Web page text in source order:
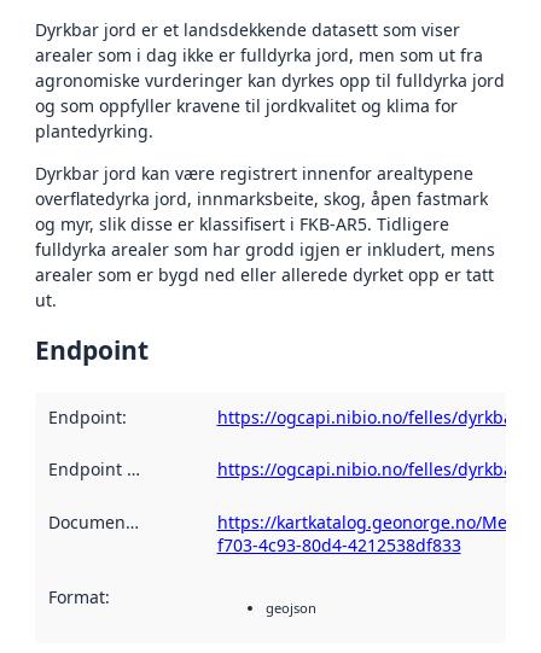
Dyrkbar jord er et landsdekkende datasett som viser
arealer som i dag ikke er fulldyrka jord, men som ut fra
agronomiske vurderinger kan dyrkes opp til fulldyrka jord
og som oppfyller kravene til jordkvalitet og klima for
plantedyrking.
Dyrkbar jord kan være registrert innenfor arealtypene
overflatedyrka jord, innmarksbeite, skog, åpen fastmark
og myr, slik disse er klassifisert i FKB-AR5. Tidligere
fulldyrka arealer som har grodd igjen er inkludert, mens
arealer som er bygd ned eller allerede dyrket opp er tatt
ut.
Endpoint
Endpoint: https://ogcapi.nibio.no/felles/
Endpoint description :https://ogcapi.nibio.no/felles/
Documentation
https://kartkatalog.geonorge.no/
f703-4c93-80d4-4212538df833
Format: geojson